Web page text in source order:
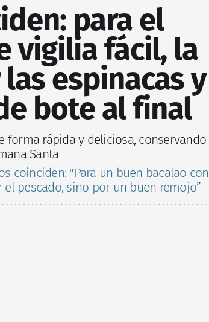
para el
vigilia fácil, la
espinacas y
bote al final
forma rápida y deliciosa, conservando
Santa
coinciden: "Para un buen bacalao con
pescado, sino por un buen remojo”